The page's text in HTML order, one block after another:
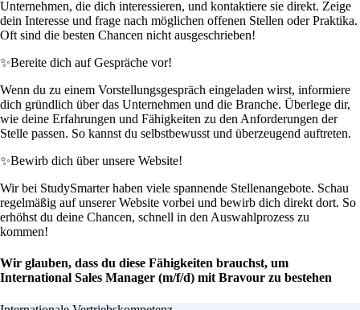
Unternehmen, die dich interessieren, und kontaktiere sie direkt. Zeige
dein Interesse und frage nach möglichen offenen Stellen oder Praktika.
Oft sind die besten Chancen nicht ausgeschrieben!
✨Bereite dich auf Gespräche vor!
Wenn du zu einem Vorstellungsgespräch eingeladen wirst, informiere
dich gründlich über das Unternehmen und die Branche. Überlege dir,
wie deine Erfahrungen und Fähigkeiten zu den Anforderungen der
Stelle passen. So kannst du selbstbewusst und überzeugend auftreten.
✨Bewirb dich über unsere Website!
Wir bei StudySmarter haben viele spannende Stellenangebote. Schau
regelmäßig auf unserer Website vorbei und bewirb dich direkt dort. So
erhöhst du deine Chancen, schnell in den Auswahlprozess zu
kommen!
Wir glauben, dass du diese Fähigkeiten brauchst, um
International Sales Manager (m/f/d) mit Bravour zu bestehen